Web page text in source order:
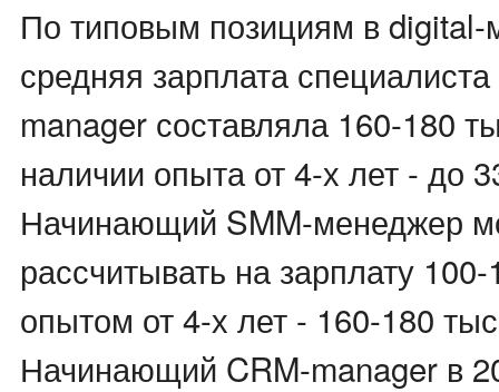
По типовым позициям в digital-
средняя зарплата
manager составляла 160-180
наличии опыта от 4-х лет - до
Начинающий SMM-менеджер
рассчитывать на зарплату
опытом от 4-х лет - 160-180
Начинающий CRM-manager в